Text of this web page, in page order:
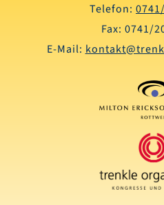
Telefon:
Fax: 0741/
E-Mail: